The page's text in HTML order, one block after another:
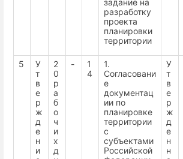
задание на
разработку
проекта
планировки
территории
5
У
т
в
е
р
ж
д
е
н
и
2
0
р
а
б
о
ч
и
х
д
-
1
4
1.
Согласовани
е
документац
ии по
планировке
территории
с
субъектами
Российской
У
т
в
е
р
ж
д
е
н
н